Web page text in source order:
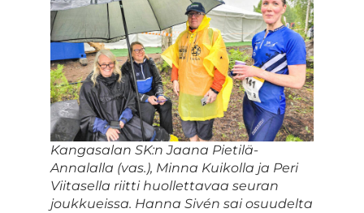
Kangasalan SK:n Jaana Pietilä-
Annalalla (vas.), Minna Kuikolla ja Peri
Viitasella riitti huollettavaa seuran
joukkueissa. Hanna Sivén sai osuudelta